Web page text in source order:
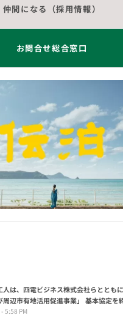
仲間になる（採用情報）
お問合せ総合窓口
人は、四電ビジネス株式会社らととも
周辺市有地活用促進事業」 基本協定を
5:58 PM